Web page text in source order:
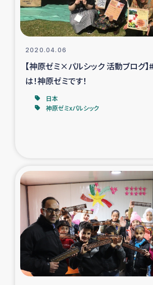
復興支援事業
民際教育事業
女性グループPIFWANITAによる
ミャンマー緊急支援
タイ国境ミャンマー移民子ど
漁民によるマングローブ植
レバノンでのシリア難民への食
レバノンにおける緊急支
2020.04.06
【神原ゼミ×パルシック 活動ブログ】
は！神原ゼミです！
日本
神原ゼミxパルシック